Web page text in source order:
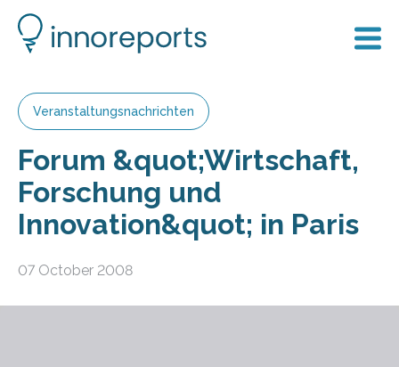
Veranstaltungsnachrichten
Forum &quot;Wirtschaft,
Forschung und
Innovation&quot; in Paris
07 October 2008